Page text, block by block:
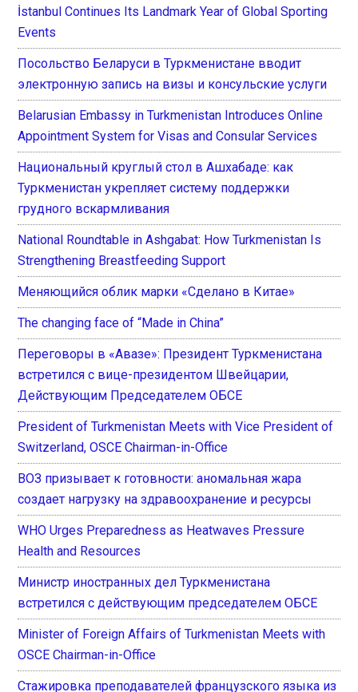
İstanbul Continues Its Landmark Year of Global Sporting
Events
Посольство Беларуси в Туркменистане вводит
электронную запись на визы и консульские услуги
Belarusian Embassy in Turkmenistan Introduces Online
Appointment System for Visas and Consular Services
Национальный круглый стол в Ашхабаде: как
Туркменистан укрепляет систему поддержки
грудного вскармливания
National Roundtable in Ashgabat: How Turkmenistan Is
Strengthening Breastfeeding Support
Меняющийся облик марки «Сделано в Китае»
The changing face of “Made in China”
Переговоры в «Авазе»: Президент Туркменистана
встретился с вице-президентом Швейцарии,
Действующим Председателем ОБСЕ
President of Turkmenistan Meets with Vice President of
Switzerland, OSCE Chairman-in-Office
ВОЗ призывает к готовности: аномальная жара
создает нагрузку на здравоохранение и ресурсы
WHO Urges Preparedness as Heatwaves Pressure
Health and Resources
Министр иностранных дел Туркменистана
встретился с действующим председателем ОБСЕ
Minister of Foreign Affairs of Turkmenistan Meets with
OSCE Chairman-in-Office
Стажировка преподавателей французского языка из